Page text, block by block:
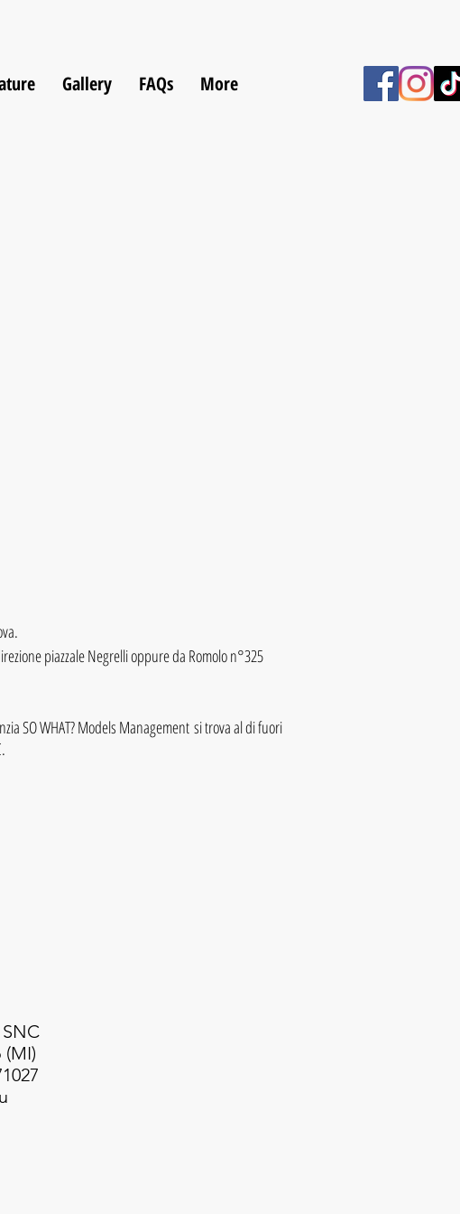
Gallery FAQs More
piazzale Negrelli oppure da Romolo n°325
SO WHAT? Models Management si trova al di fuori